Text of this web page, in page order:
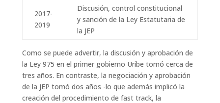
2017-
2019
Discusión, control constitucional
y sanción de la Ley Estatutaria de
la JEP
Como se puede advertir, la discusión y aprobación de
la Ley 975 en el primer gobierno Uribe tomó cerca de
tres años. En contraste, la negociación y aprobación
de la JEP tomó dos años -lo que además implicó la
creación del procedimiento de fast track, la